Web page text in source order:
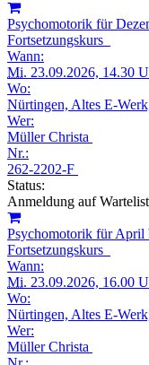
Psychomotorik für
Fortsetzungskurs
Wann:
Mi. 23.09.2026, 14.30
Wo:
Nürtingen, Altes E-
Wer:
Müller Christa
Nr.:
262-2202-F
Status:
Anmeldung auf
Psychomotorik für April
Fortsetzungskurs
Wann:
Mi. 23.09.2026, 16.00
Wo:
Nürtingen, Altes E-
Wer:
Müller Christa